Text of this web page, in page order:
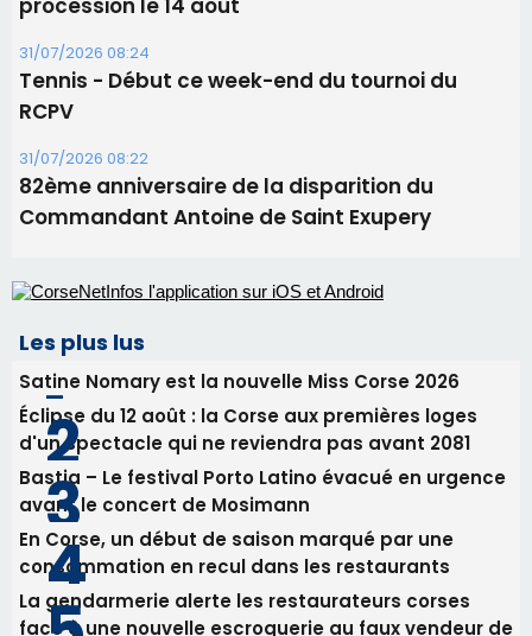
06/08/2026 15:25
Corte – L’association A Nuciola organise une
projection sous les étoiles
06/08/2026 15:04
Alata - Soirée Tango Argentin au stade de San
Benedetto
05/08/2026 09:53
procession le 14 août
31/07/2026 08:24
Tennis - Début ce week-end du tournoi du
RCPV
31/07/2026 08:22
82ème anniversaire de la disparition du
Commandant Antoine de Saint Exupery
Les plus lus